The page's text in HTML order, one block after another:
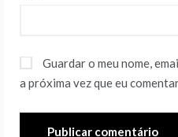
Guardar o meu nome,
a próxima vez que eu